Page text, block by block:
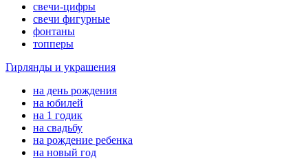
свечи-цифры
свечи фигурные
фонтаны
топперы
Гирлянды и украшения
на день рождения
на юбилей
на 1 годик
на свадьбу
на рождение ребенка
на новый год